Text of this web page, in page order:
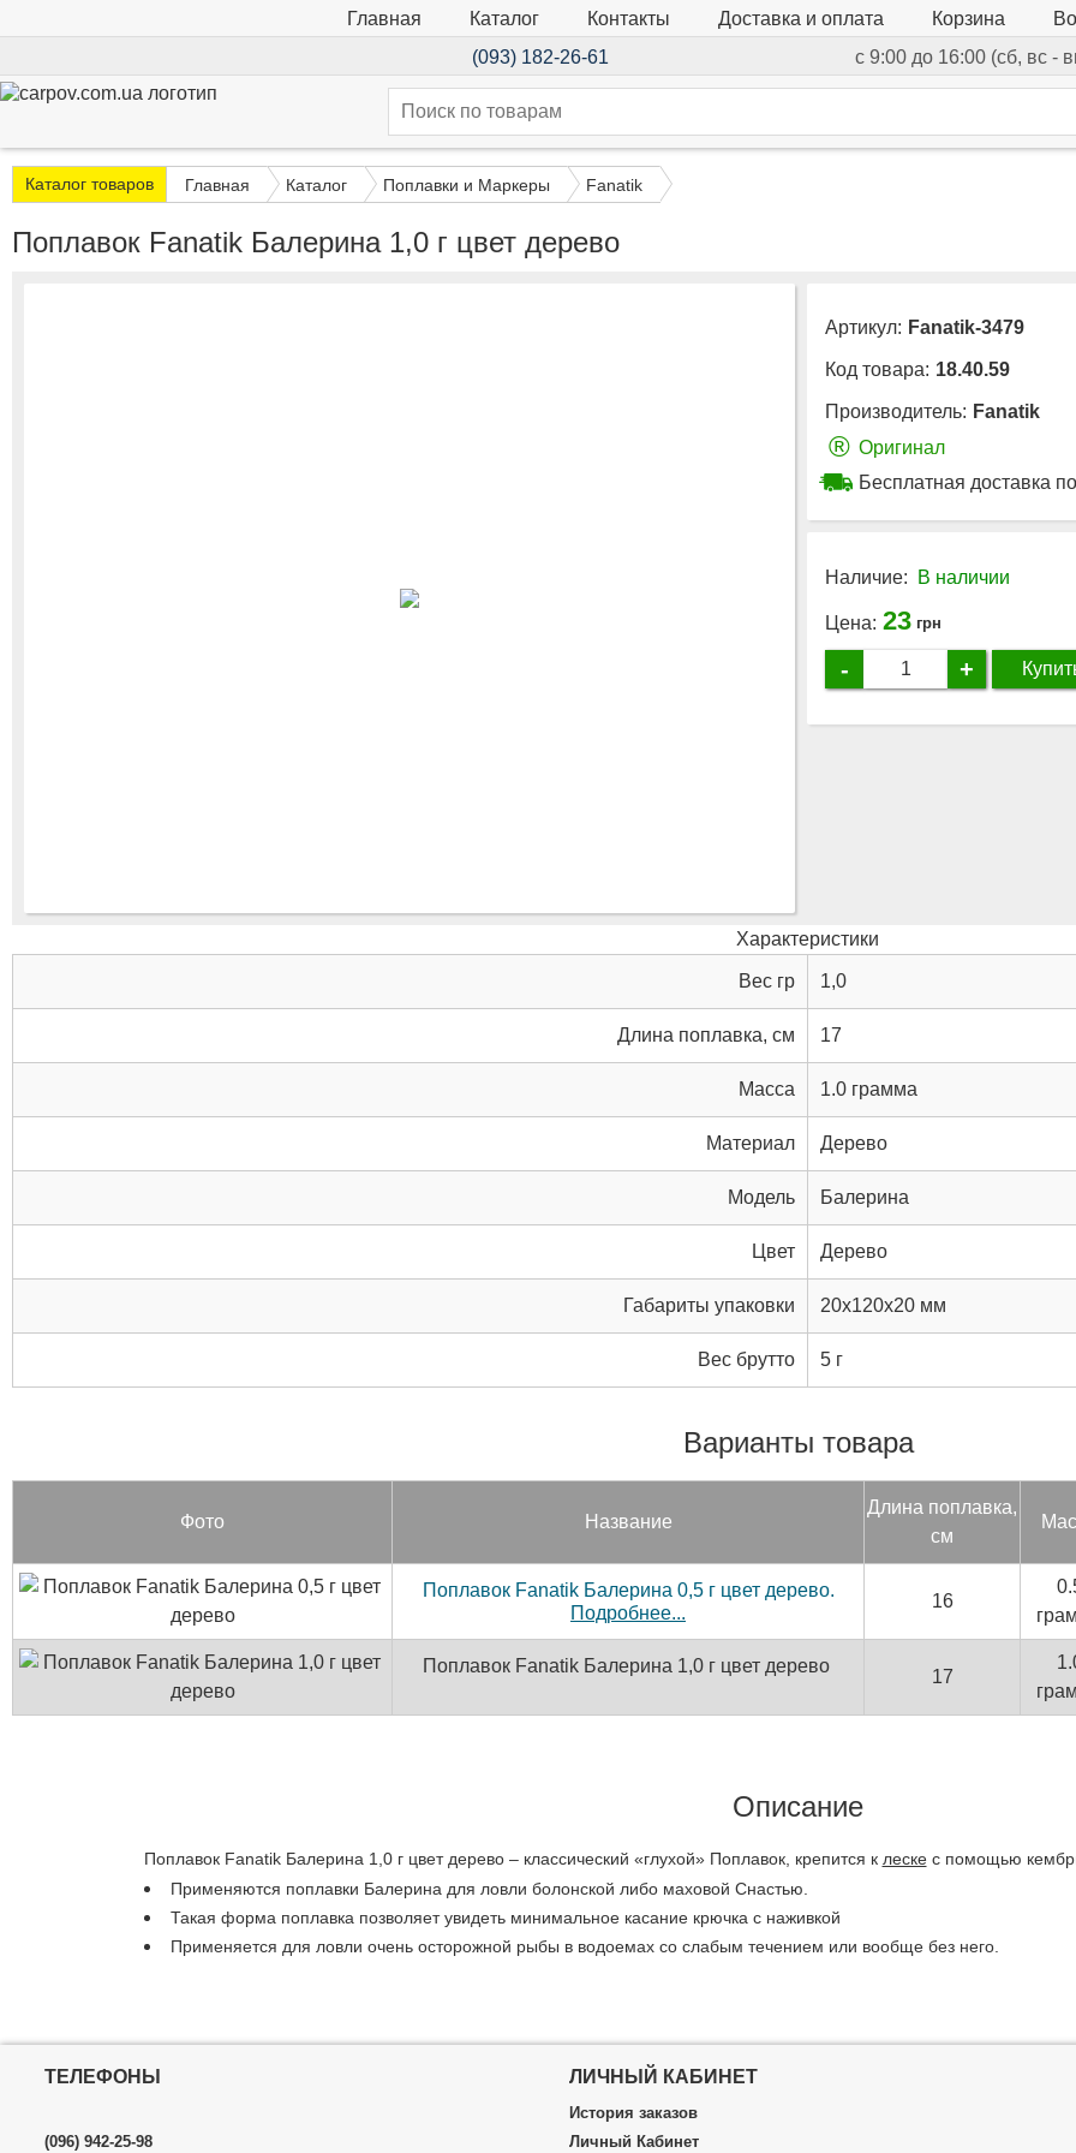
Главная Каталог Контакты Доставка и оплата Корзина
(093) 182-26-61
с 9:00 до 16:00 (сб, вс -
Каталог товаров Главная Каталог Поплавки и Маркеры Fanatik
Поплавок Fanatik Балерина 1,0 г цвет дерево
Артикул: Fanatik-3479
Код товара: 18.40.59
Производитель: Fanatik
® Оригинал
Бесплатная доставка
Наличие: В наличии
Цена: 23 грн
- +
Характеристики
Вес гр 1,0
Длина поплавка, см 17
Масса 1.0 грамма
Материал Дерево
Модель Балерина
Цвет Дерево
Габариты упаковки 20x120x20 мм
Вес брутто 5 г
Варианты товара
Фото Название
Дли­на поп­лавка,
см
Поплавок Fanatik Балерина 0,5 г цвет дерево.
Подробнее...
16
Поплавок Fanatik Балерина 1,0 г цвет дерево
17
Описание
Поплавок Fanatik Балерина 1,0 г цвет дерево – классический «глухой» Поплавок, крепится к лескес помощью
Применяются поплавки Балерина для ловли болонской либо маховой Снастью.
Такая форма поплавка позволяет увидеть минимальное касание крючка с наживкой
Применяется для ловли очень осторожной рыбы в водоемах со слабым течением или вообще без него.
ТЕЛЕФОНЫ
(096) 942-25-98
ЛИЧНЫЙ КАБИНЕТ
История заказов
Личный Кабинет